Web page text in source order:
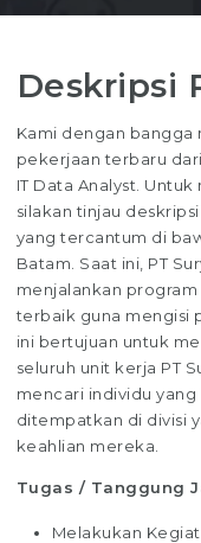
Deskripsi
Kami dengan
pekerjaan terbaru
IT Data Analyst.
silakan tinjau
yang tercantum di
Batam. Saat ini, PT
menjalankan
terbaik guna mengisi
ini bertujuan untuk
seluruh unit kerja PT
mencari individu
ditempatkan di divisi
keahlian mereka.
Tugas / Tanggung
Melakukan